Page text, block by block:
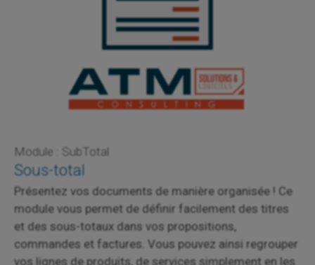
Module : SubTotal
Sous-total
Présentez vos documents de manière organisée ! Ce
module vous permet de définir facilement des titres
et des sous-totaux dans vos propositions,
commandes et factures. Vous pouvez ainsi regrouper
vos lignes de produits, de services simplement en les